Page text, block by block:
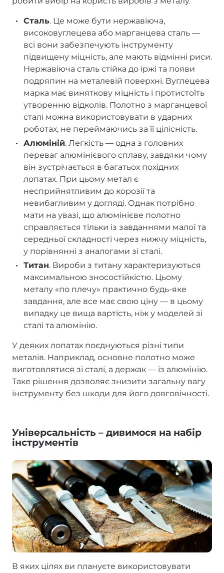
Сталь. Це може бути нержавіюча,
високовуглецева або марганцева сталь —
всі вони забезпечують інструменту
підвищену міцність, але мають відмінні риси.
Нержавіюча сталь стійка до іржі та появи
подряпин на металевій поверхні. Вуглецева
марка має виняткову міцність і протистоїть
утворенню відколів. Полотно з марганцевої
сталі можна використовувати в ударних
роботах, не переймаючись за її цілісність.
Алюміній. Легкість — одна з головних
переваг алюмінієвого сплаву, завдяки чому
він зустрічається в багатьох похідних
лопатах. При цьому метал є
несприйнятливим до корозії та
невибагливим у догляді. Однак потрібно
мати на увазі, що алюмінієве полотно
справляється тільки із завданнями малої та
середньої складності через нижчу міцність,
у порівнянні з аналогами зі сталі.
Титан. Вироби з титану характеризуються
максимальною зносостійкістю. Цьому
металу «по плечу» практично будь-яке
завдання, але все має свою ціну — в цьому
випадку це вища вартість, ніж у моделей зі
сталі та алюмінію.
У деяких лопатах поєднуються різні типи
металів. Наприклад, основне полотно може
виготовлятися зі сталі, а держак — із алюмінію.
Таке рішення дозволяє знизити загальну вагу
інструменту без шкоди для його довговічності.
Універсальність – дивимося на набір
інструментів
В яких цілях ви плануєте використовувати